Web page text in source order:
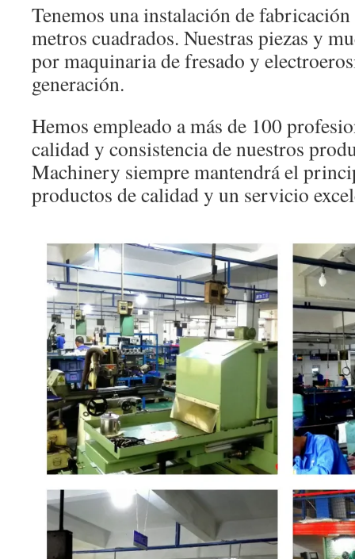
Tenemos una instalación de
metros cuadrados. Nuestras piezas y
por maquinaria de fresado y
generación.
Hemos empleado a más de 100
calidad y consistencia de nuestros
Machinery siempre mantendrá el
productos de calidad y un servicio